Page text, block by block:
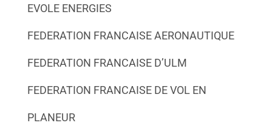
EVOLE ENERGIES
FEDERATION FRANCAISE AERONAUTIQUE
FEDERATION FRANCAISE D’ULM
FEDERATION FRANCAISE DE VOL EN
PLANEUR